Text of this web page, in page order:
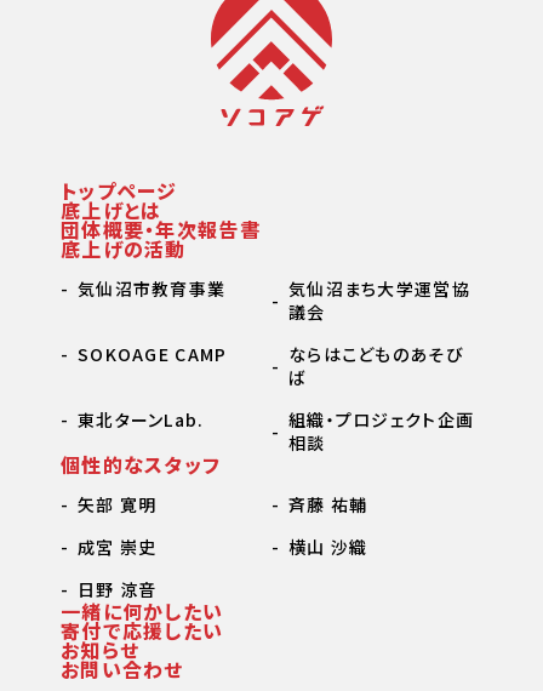
トップページ
底上げとは
団体概要・年次報告書
底上げの活動
気仙沼市教育事業
気仙沼まち大学運営協
議会
SOKOAGE CAMP
ならはこどものあそび
ば
東北ターンLab.
組織・プロジェクト企画
相談
個性的なスタッフ
矢部 寛明
斉藤 祐輔
成宮 崇史
横山 沙織
日野 涼音
一緒に何かしたい
寄付で応援したい
お知らせ
お問い合わせ